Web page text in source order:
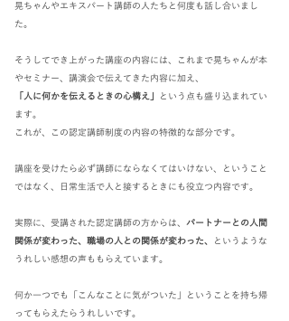
晃ちゃんやエキスパート講師の人たちと何度も話し合いまし
た。
そうしてでき上がった講座の内容には、これまで晃ちゃんが本
やセミナー、講演会で伝えてきた内容に加え、
「人に何かを伝えるときの心構え」
という点も盛り込まれてい
ます。
これが、この認定講師制度の内容の特徴的な部分です。
講座を受けたら必ず講師にならなくてはいけない、ということ
ではなく、日常生活で人と接するときにも役立つ内容です。
実際に、受講された認定講師の方からは、 パートナーとの人間
関係が変わった、職場の人との関係が変わった、
というような
うれしい感想の声ももらえています。
何か一つでも「こんなことに気がついた」ということを持ち帰
ってもらえたらうれしいです。